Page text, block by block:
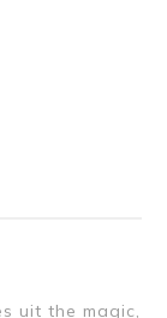
uit the magic,